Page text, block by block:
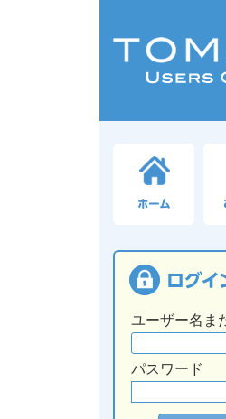
ユーザー名ま
パスワード